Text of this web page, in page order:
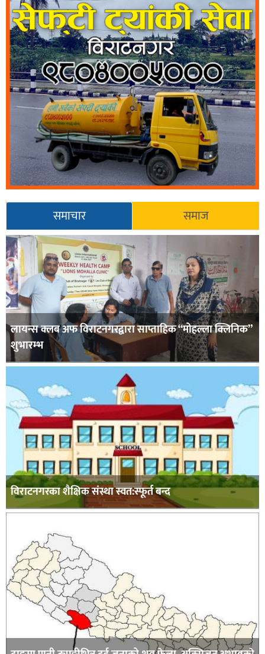
समाचार समाज
लायन्स क्लब अफ विराटनगरद्वारा साप्ताहिक “मोहल्ला क्लिनिक”
शुभारम्भ
विराटनगरका शैक्षिक संस्था स्वत:स्फूर्त बन्द